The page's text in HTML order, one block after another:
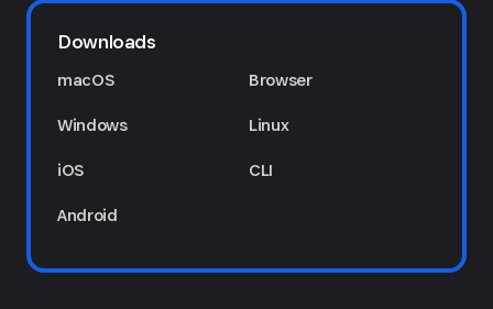
Downloads
macOS
Windows
iOS
Android
Browser
Linux
CLI